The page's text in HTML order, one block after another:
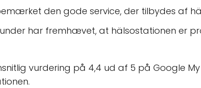
den gode service, der tilbydes af
har fremhævet, at hälsostationen er
vurdering på 4,4 ud af 5 på Google